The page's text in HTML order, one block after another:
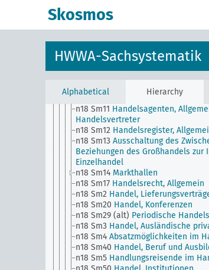
Skosmos
HWWA-Sachsystematik
Alphabetical Hierarchy
n12 Bergbau
n16 Gewerkschaftswesen,
n18 Handel
Handel, Ein-, Aus-
n18 Sm11 Handelsagenten,
Handelsvertreter
n18 Sm12 Handelsregister,
n18 Sm13 Ausschaltung des
Beziehungen des Großhandels zur
Einzelhandel
n18 Sm14 Markthallen
n18 Sm17 Handelsrecht, Allgemein
n18 Sm2 Handel,
n18 Sm20 Handel, Konferenzen
n18 Sm29 (alt) Periodische
n18 Sm3 Handel, Ausländische
n18 Sm4 Absatzmöglichkeiten im
n18 Sm40 Handel, Beruf und
n18 Sm5 Handlungsreisende im